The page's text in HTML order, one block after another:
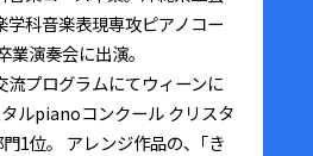
科音楽表現専攻ピアノコー
業演奏会に出演。
プログラムにてウィーンに
ルpianoコンクール クリスタ
1位。 アレンジ作品の、｢き